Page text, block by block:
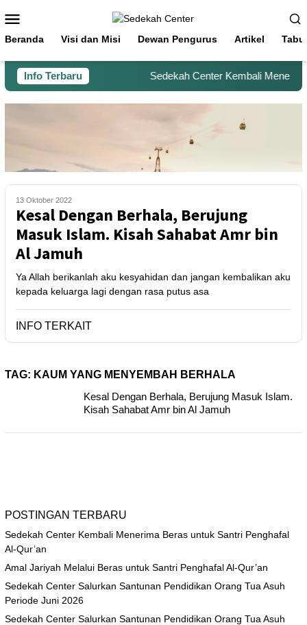
Beranda Visi dan Misi Dewan Pengurus Artikel
Info Terbaru Sedekah Center Kembali
13 Oktober 2022
Kesal Dengan Berhala, Berujung
Masuk Islam. Kisah Sahabat Amr bin
Al Jamuh
Ya Allah berikanlah aku kesyahidan dan jangan kembalikan aku
kepada keluarga lagi dengan rasa putus asa
INFO TERKAIT
TAG: KAUM YANG MENYEMBAH BERHALA
Kesal Dengan Berhala, Berujung Masuk Islam.
Kisah Sahabat Amr bin Al Jamuh
POSTINGAN TERBARU
Sedekah Center Kembali Menerima Beras untuk Santri Penghafal
Al-Qur’an
Amal Jariyah Melalui Beras untuk Santri Penghafal Al-Qur’an
Sedekah Center Salurkan Santunan Pendidikan Orang Tua Asuh
Periode Juni 2026
Sedekah Center Salurkan Santunan Pendidikan Orang Tua Asuh